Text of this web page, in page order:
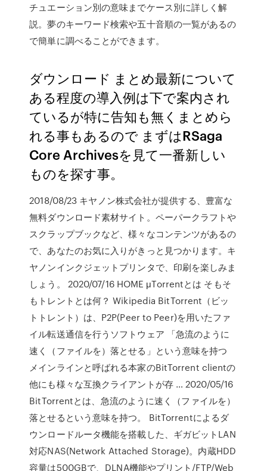
チュエーション別の意味までケース別に詳しく解
説。夢のキーワード検索や五十音順の一覧があるの
で簡単に調べることができます。
ダウンロード まとめ最新について
ある程度の導入例は下で案内され
ているが特に告知も無くまとめら
れる事もあるので まずはRSaga
Core Archivesを見て一番新しい
ものを探す事。
2018/08/23 キヤノン株式会社が提供する、豊富な
無料ダウンロード素材サイト。ペーパークラフトや
スクラップブックなど、様々なコンテンツがあるの
で、あなたのお気に入りがきっと見つかります。キ
ヤノンインクジェットプリンタで、印刷を楽しみま
しょう。 2020/07/16 HOME μTorrentとは そもそ
もトレントとは何？ Wikipedia BitTorrent（ビッ
トトレント）は、P2P(Peer to Peer)を用いたファ
イル転送通信を行うソフトウェア 「急流のように
速く（ファイルを）落とせる」という意味を持つ
メインラインと呼ばれる本家のBitTorrent clientの
他にも様々な互換クライアントが存 … 2020/05/16
BitTorrentとは、急流のように速く（ファイルを）
落とせるという意味を持つ。 BitTorrentによるダ
ウンロードルータ機能を搭載した、ギガビットLAN
対応NAS(Network Attached Storage)。内蔵HDD
容量は500GBで、DLNA機能やプリント/FTP/Web